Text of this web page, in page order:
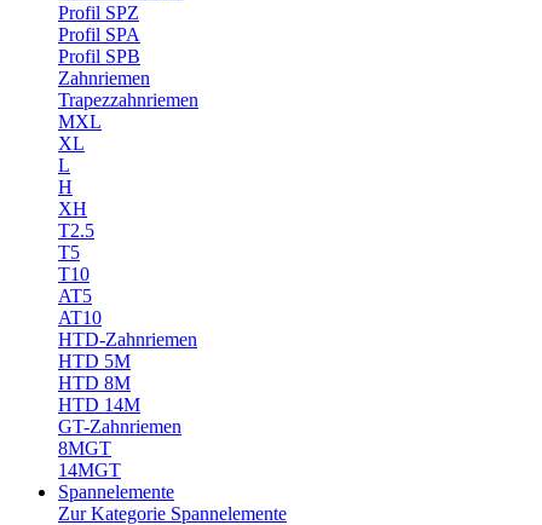
Profil SPZ
Profil SPA
Profil SPB
Zahnriemen
Trapezzahnriemen
MXL
XL
L
H
XH
T2.5
T5
T10
AT5
AT10
HTD-Zahnriemen
HTD 5M
HTD 8M
HTD 14M
GT-Zahnriemen
8MGT
14MGT
Spannelemente
Zur Kategorie Spannelemente